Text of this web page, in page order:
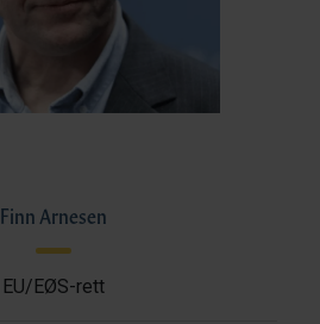
Finn Arnesen
EU/EØS-rett